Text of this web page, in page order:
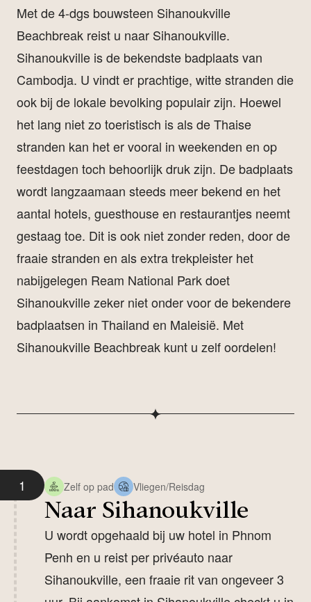
Met de 4-dgs bouwsteen Sihanoukville
Beachbreak reist u naar Sihanoukville.
Sihanoukville is de bekendste badplaats van
Cambodja. U vindt er prachtige, witte stranden die
ook bij de lokale bevolking populair zijn. Hoewel
het lang niet zo toeristisch is als de Thaise
stranden kan het er vooral in weekenden en op
feestdagen toch behoorlijk druk zijn. De badplaats
wordt langzaamaan steeds meer bekend en het
aantal hotels, guesthouse en restaurantjes neemt
gestaag toe. Dit is ook niet zonder reden, door de
fraaie stranden en als extra trekpleister het
nabijgelegen Ream National Park doet
Sihanoukville zeker niet onder voor de bekendere
badplaatsen in Thailand en Maleisië. Met
Sihanoukville Beachbreak kunt u zelf oordelen!
1 Zelf op pad Vliegen/Reisdag
Naar Sihanoukville
U wordt opgehaald bij uw hotel in Phnom
Penh en u reist per privéauto naar
Sihanoukville, een fraaie rit van ongeveer 3